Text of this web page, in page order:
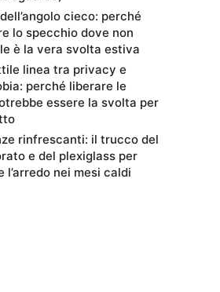
cieco: perché
lo specchio dove non
è la vera svolta estiva
linea tra privacy e
perché liberare le
essere la svolta per
rinfrescanti: il trucco del
e del plexiglass per
l’arredo nei mesi caldi